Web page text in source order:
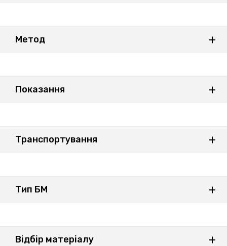
Метод
Показання
Транспортування
Тип БМ
Відбір матеріалу